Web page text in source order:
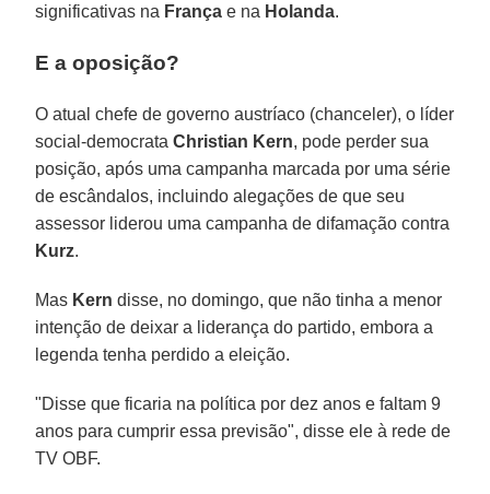
significativas na França e na Holanda.
E a oposição?
O atual chefe de governo austríaco (chanceler), o líder
social-democrataChristian Kern, pode perder sua
posição, após uma campanha marcada por uma série
de escândalos, incluindo alegações de que seu
assessor liderou uma campanha de difamação contra
Kurz.
Mas Kern disse, no domingo, que não tinha a menor
intenção de deixar a liderança do partido, embora a
legenda tenha perdido a eleição.
"Disse que ficaria na política por dez anos e faltam 9
anos para cumprir essa previsão", disse ele à rede de
TV OBF.